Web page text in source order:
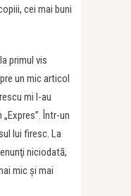
cei mai buni
primul vis
un mic articol
mi l-au
Într-un
lui firesc. La
niciodată,
mic şi mai